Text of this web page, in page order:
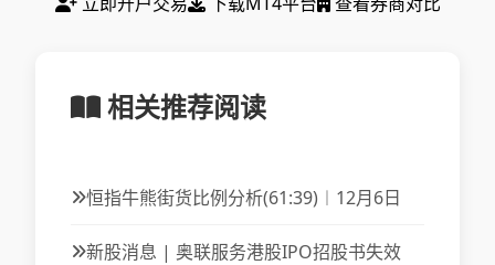
相关推荐阅读
恒指牛熊街货比例分析(61:39)︱12月6日
新股消息 | 奥联服务港股IPO招股书失效